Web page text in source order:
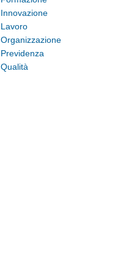
Innovazione
Lavoro
Organizzazione
Previdenza
Qualità